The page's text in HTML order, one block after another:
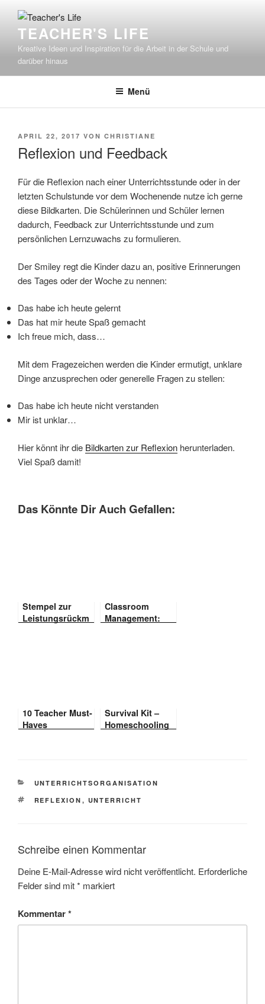
Inhalt
springenTEACHER'S LIFE
Kreative Ideen und Inspiration für die Arbeit in der Schule und
darüber hinaus
Menü
VERÖFFENTLICHT
APRIL 22, 2017 VON CHRISTIANE
Reflexion und Feedback
Für die Reflexion nach einer Unterrichtsstunde oder in der
letzten Schulstunde vor dem Wochenende nutze ich gerne
diese Bildkarten. Die Schülerinnen und Schüler lernen
dadurch, Feedback zur Unterrichtsstunde und zum
persönlichen Lernzuwachs zu formulieren.
Der Smiley regt die Kinder dazu an, positive Erinnerungen
des Tages oder der Woche zu nennen:
Das habe ich heute gelernt
Das hat mir heute Spaß gemacht
Ich freue mich, dass…
Mit dem Fragezeichen werden die Kinder ermutigt, unklare
Dinge anzusprechen oder generelle Fragen zu stellen:
Das habe ich heute nicht verstanden
Mir ist unklar…
Hier könnt ihr die Bildkarten zur Reflexion herunterladen.
Viel Spaß damit!
Das Könnte Dir Auch Gefallen:
Stempel zur
Leistungsrückm
Classroom
Management:
10 Teacher Must-
Haves
Survival Kit –
Homeschooling
KATEGORIEN
UNTERRICHTSORGANISATION
SCHLAGWÖRTER
REFLEXION , UNTERRICHT
Schreibe einen Kommentar
Deine E-Mail-Adresse wird nicht veröffentlicht. Erforderliche
Felder sind mit* markiert
Kommentar*